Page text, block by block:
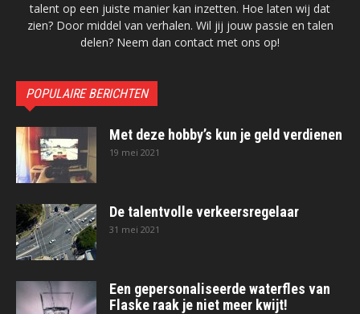
talent op een juiste manier kan inzetten. Hoe laten wij dat
zien? Door middel van verhalen. Wil jij jouw passie en talen
delen? Neem dan contact met ons op!
POPULAIRE BERICHTEN
Met deze hobby’s kun je geld verdienen
19 mei 2021
De talentvolle verkeersregelaar
31 mei 2021
Een gepersonaliseerde waterfles van
Flaske raak je niet meer kwijt!